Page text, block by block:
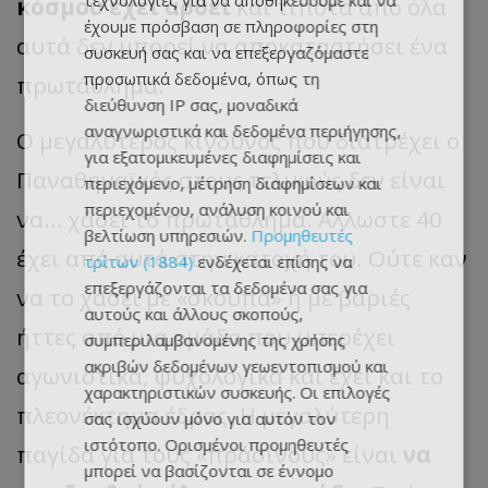
κόσμου έχει αρθείκαι τίποτα από όλα
αυτά δεν μπορεί να αποκαταστήσει ένα
πρωτάθλημα.
Ο μεγαλύτερος κίνδυνος που διατρέχει ο
Παναθηναϊκός στους τελικούς δεν είναι
να… χάσει το πρωτάθλημα. Άλλωστε 40
έχει από αυτά στην κατοχή του. Ούτε καν
να το χάσει με «σκούπα» ή με βαριές
ήττες από μια ομάδα που υπερέχει
αγωνιστικά, ψυχολογικά και έχει και το
πλεονέκτημα έδρας. Η μεγαλύτερη
παγίδα για τους «πράσινους» είναι να
έχουμε πρόσβαση σε πληροφορίες στη
συσκευή σας και να επεξεργαζόμαστε
προσωπικά δεδομένα, όπως τη
διεύθυνση IP σας, μοναδικά
αναγνωριστικά και δεδομένα περιήγησης,
για εξατομικευμένες διαφημίσεις και
περιεχόμενο, μέτρηση διαφημίσεων και
περιεχομένου, ανάλυση κοινού και
βελτίωση υπηρεσιών. Προμηθευτές
τρίτων (1884)ενδέχεται επίσης να
επεξεργάζονται τα δεδομένα σας για
αυτούς και άλλους σκοπούς,
συμπεριλαμβανομένης της χρήσης
ακριβών δεδομένων γεωεντοπισμού και
χαρακτηριστικών συσκευής. Οι επιλογές
σας ισχύουν μόνο για αυτόν τον
ιστότοπο. Ορισμένοι προμηθευτές
μπορεί να βασίζονται σε έννομο